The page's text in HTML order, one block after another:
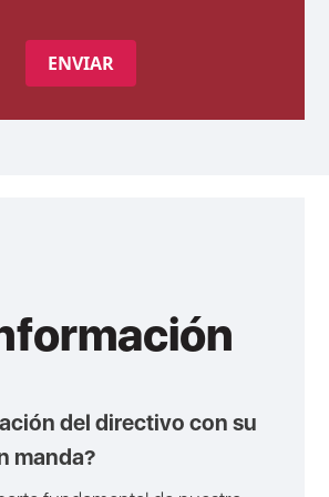
ENVIAR
del directivo con su
manda?